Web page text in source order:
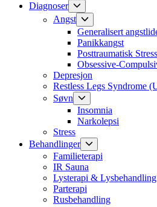
Diagnoser
sub
menu
Angst
Show
sub
menu
Generalisert
Panikkangst
Posttraumatisk
Obsessive-
Depresjon
Restless Legs Syndrome
Søvn
sub
menu
Insomnia
Narkolepsi
Stress
Behandlinger
sub
menu
Familieterapi
IR Sauna
Lysterapi & Lysbehandling
Parterapi
Rusbehandling